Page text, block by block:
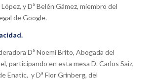
y Dª Belén Gámez, miembro del
de Google.
Dª Noemí Brito, Abogada del
participando en esta mesa D. Carlos Saiz,
Enatic, y Dª Flor Grinberg, del